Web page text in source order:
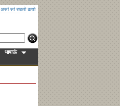
असां सां राबतो कयो
भाषाऊं